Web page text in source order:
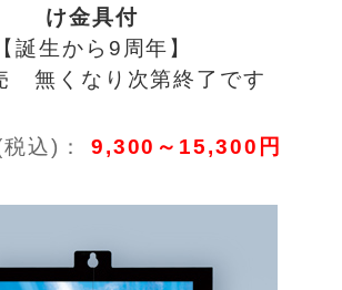
け金具付
【誕生から9周年】
無くなり次第終了です
込)： 9,300～15,300円